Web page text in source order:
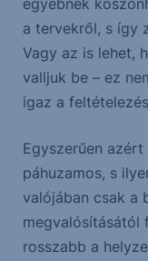
egyébnek
a tervekről, s így
Vagy az is lehet,
valljuk be – ez
igaz a
Egyszerűen
páhuzamos, s
valójában csak a
megvalósításától
rosszabb a